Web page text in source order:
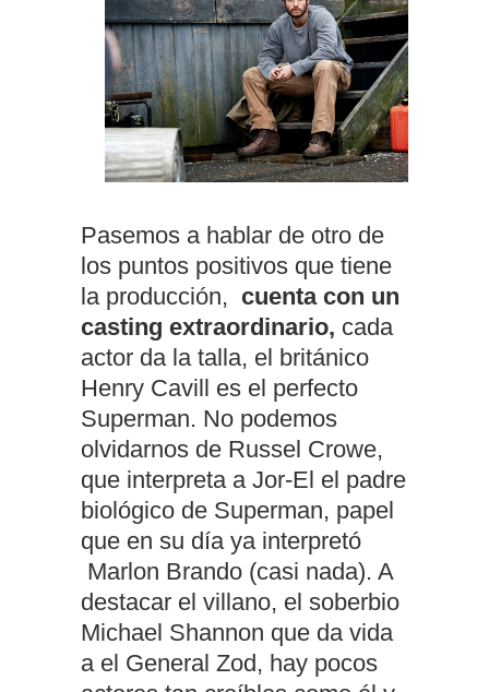
Pasemos a hablar de otro de
los puntos positivos que tiene
la producción, cuenta con un
casting extraordinario, cada
actor da la talla, el británico
Henry Cavill es el perfecto
Superman. No podemos
olvidarnos de Russel Crowe,
que interpreta a Jor-El el padre
biológico de Superman, papel
que en su día ya interpretó
Marlon Brando (casi nada). A
destacar el villano, el soberbio
Michael Shannon que da vida
a el General Zod, hay pocos